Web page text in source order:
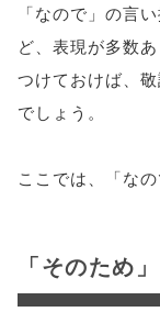
「なので」の言
ど、表現が多数
つけておけば、
でしょう。
ここでは、「な
「そのため」